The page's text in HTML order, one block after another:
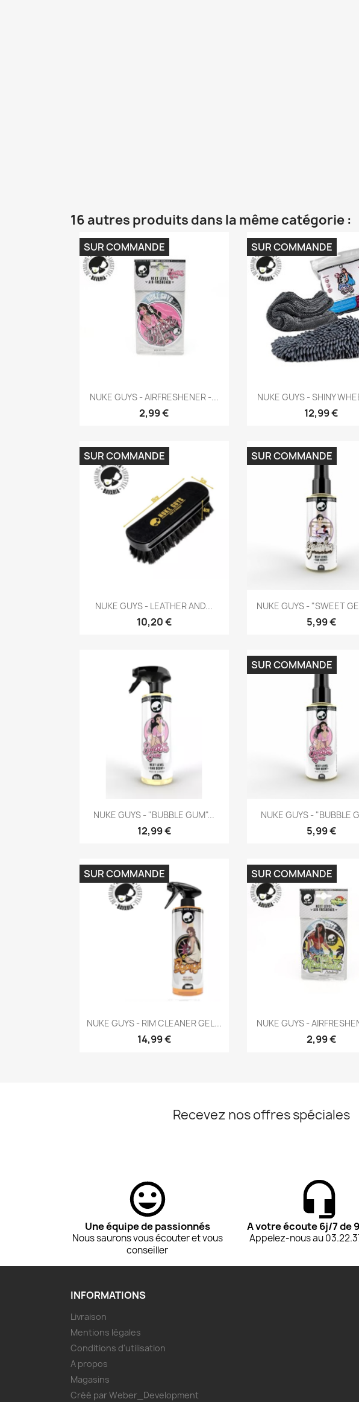
16 autres produits dans la même catégorie :
Aperçu rapide
NUKE GUYS - AIRFRESHENER -...
2,99 €
SUR COMMANDE
Aperçu
NUKE GUYS - SHINY
12,99 €
SUR COMMANDE
Aperçu rapide
NUKE GUYS - LEATHER AND...
10,20 €
SUR COMMANDE
Aperçu
NUKE GUYS - "SWEET
5,99 €
SUR COMMANDE
 Aperçu rapide
NUKE GUYS - "BUBBLE GUM"...
12,99 €
 Aperçu
NUKE GUYS - "BUBBLE
5,99 €
SUR COMMANDE
Aperçu rapide
NUKE GUYS - RIM CLEANER GEL...
14,99 €
SUR COMMANDE
Aperçu
NUKE GUYS -
2,99 €
SUR COMMANDE
Recevez nos offres spéciales
Une équipe de passionnés
Nous saurons vous écouter et vous
conseiller
A votre écoute 6j/7 de
Appelez-nous au
INFORMATIONS
Livraison
Mentions légales
Conditions d'utilisation
A propos
Magasins
Créé par Weber_Development